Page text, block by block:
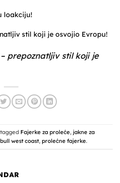
loakciju!
stil koji je osvojio Evropu!
prepoznatljiv stil koji je
Fajerke za proleće, jakne za
west coast, prolećne fajerke.